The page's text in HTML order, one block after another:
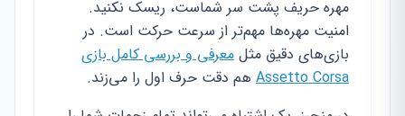
مهره حریف پشت سر شماست، ریسک نکنید.
امنیت مهره‌ها مهم‌تر از سرعت حرکت است. در
بازی‌های دقیق مثل معرفی و بررسی کامل بازی
Assetto Corsa هم دقت حرف اول را می‌زند.